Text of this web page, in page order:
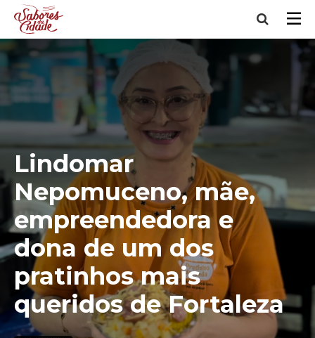
Lindomar
Nepomuceno, mãe,
empreendedora e
dona de um dos
pratinhos mais
queridos de Fortaleza